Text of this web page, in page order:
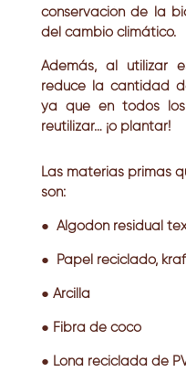
conservación de la
del cambio climático.
Además, al utilizar
reduce la cantidad
ya que en todos los
reutilizar… ¡o plantar!
Las materias primas
son:
● Algodón residual
● Papel reciclado,
● Arcilla
● Fibra de coco
● Lona reciclada de